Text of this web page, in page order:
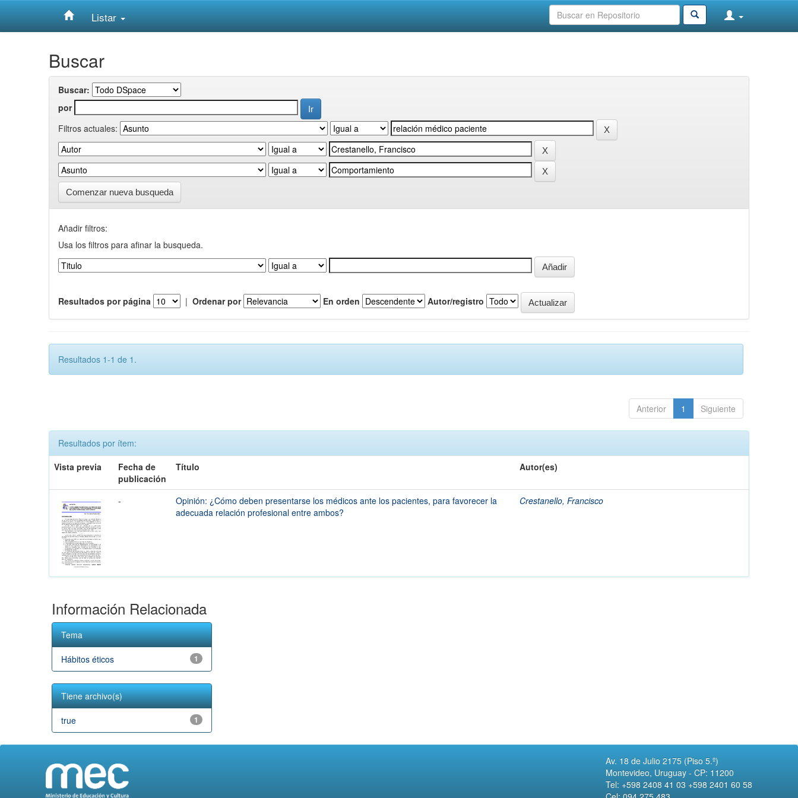
Listar
Buscar
Buscar:
por
Filtros actuales:
Comenzar nueva busqueda
Añadir filtros:
Usa los filtros para afinar la busqueda.
Resultados por página | Ordenar por En orden Autor/registro
Resultados 1-1 de 1.
Anterior 1 Siguiente
Resultados por ítem:
Vista previa
Fecha de
publicación
Título Autor(es)
-
Opinión: ¿Cómo deben presentarse los médicos ante los pacientes, para favorecer la
adecuada relación profesional entre ambos?
Crestanello, Francisco
Información Relacionada
Tema
1
Hábitos éticos
Tiene archivo(s)
1
true
Av. 18 de Julio 2175 (Piso 5.º)
Montevideo, Uruguay - CP: 11200
Tel: +598 2408 41 03 +598 2401 60 58